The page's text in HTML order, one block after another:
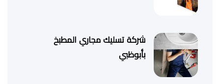
شركة تسليك مجاري المطبخ
بأبوظبي